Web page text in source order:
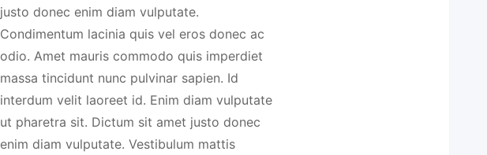
justo donec enim diam vulputate.
Condimentum lacinia quis vel eros donec ac
odio. Amet mauris commodo quis imperdiet
massa tincidunt nunc pulvinar sapien. Id
interdum velit laoreet id. Enim diam vulputate
ut pharetra sit. Dictum sit amet justo donec
enim diam vulputate. Vestibulum mattis